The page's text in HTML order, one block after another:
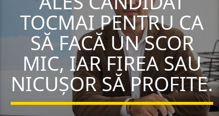
TOCMAI PENTRU CA
SĂ FACĂ UN SCOR
MIC, IAR FIREA SAU
NICUȘOR SĂ PROFITE.